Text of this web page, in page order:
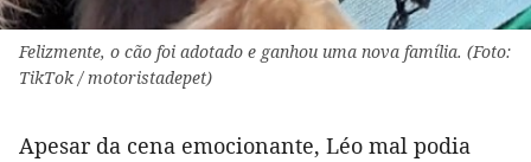
Felizmente, o cão foi adotado e ganhou uma nova família. (Foto:
TikTok / motoristadepet)
Apesar da cena emocionante, Léo mal podia